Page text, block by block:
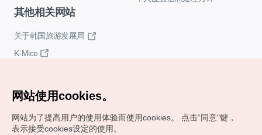
其他相关网站
关于韩国旅游发展局
K-Mice
网站使用cookies。
网站为了提高用户的使用体验而使用cookies。
点击“同意"键，
表示接受cookies设定的使用。